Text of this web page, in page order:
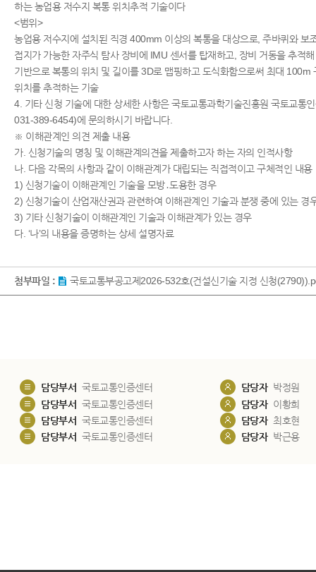
하는 농업용 저수지 복통 위치추적 기술이다
<범위>
농업용 저수지에 설치된 직경 400mm 이상의 복통을 대상으로, 주바퀴와 보
접지가 가능한 자주식 탐사 장비에 IMU 센서를 탑재하고, 장비 거동을 추적
기반으로 복통의 위치 및 길이를 3D로 맵핑하고 도식화함으로써 최대 100m
위치를 추적하는 기술
4. 기타 신청 기술에 대한 상세한 사항은 국토교통과학기술진흥원 국토교통
031-389-6454)에 문의하시기 바랍니다.
※ 이해관계인 의견 제출 내용
가. 신청기술의 명칭 및 이해관계의견을 제출하고자 하는 자의 인적사항
나. 다음 각목의 사항과 같이 이해관계가 대립되는 직접적이고 구체적인 내용
1) 신청기술이 이해관계인 기술을 모방․도용한 경우
2) 신청기술이 산업재산권과 관련하여 이해관계인 기술과 분쟁 중에 있는 경
3) 기타 신청기술이 이해관계인 기술과 이해관계가 있는 경우
다. ‘나’의 내용을 증명하는 상세 설명자료​
첨부파일 : 국토교통부공고제2026-532호(건설신기술 지정 신청
담당부서 국토교통인증센터 담당자 박정원
담당부서 국토교통인증센터 담당자 이황희
담당부서 국토교통인증센터 담당자 최호현
담당부서 국토교통인증센터 담당자 박근용